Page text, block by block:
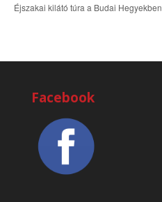
Éjszakai kilátó túra a Budai Hegyekben
Facebook